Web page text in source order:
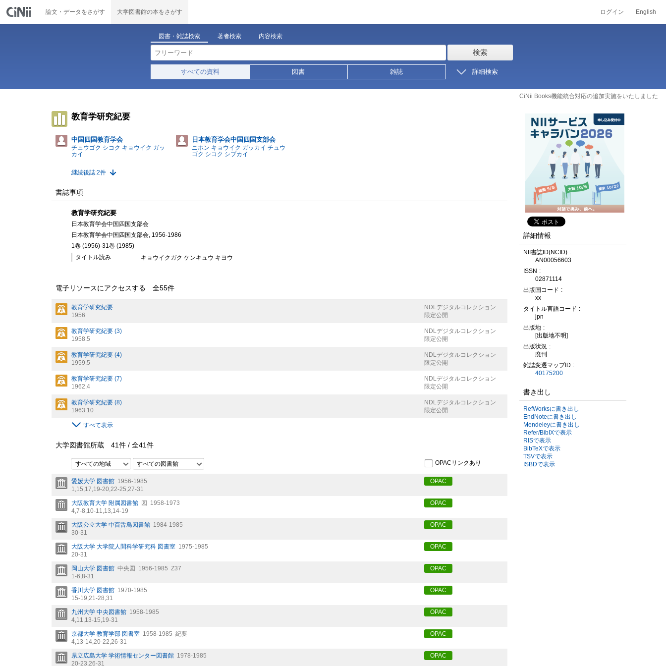
論文・データをさがす 大学図書館の本をさがす ログイン English
図書・雑誌検索 著者検索 内容検索
検索
すべての資料 図書 雑誌 詳細検索
CiNii Books機能統合対応の追加実施をいたしました
教育学研究紀要
中国四国教育学会
チュウゴク シコク キョウイク ガッ
カイ
日本教育学会中国四国支部会
ニホン キョウイク ガッカイ チュウ
ゴク シコク シブカイ
継続後誌:2件
書誌事項
教育学研究紀要
日本教育学会中国四国支部会
日本教育学会中国四国支部会, 1956-1986
1卷 (1956)-31巻 (1985)
タイトル読み
キョウイクガク ケンキュウ キヨウ
電子リソースにアクセスする 全55件
教育学研究紀要
1956
NDLデジタルコレクション
限定公開
教育学研究紀要 (3)
1958.5
NDLデジタルコレクション
限定公開
教育学研究紀要 (4)
1959.5
NDLデジタルコレクション
限定公開
教育学研究紀要 (7)
1962.4
NDLデジタルコレクション
限定公開
教育学研究紀要 (8)
1963.10
NDLデジタルコレクション
限定公開
すべて表示
大学図書館所蔵 41件 / 全41件
すべての地域 すべての図書館 OPACリンクあり
愛媛大学 図書館 1956-1985
1, 15, 17, 19-20, 22-25, 27-31
OPAC
大阪教育大学 附属図書館 図 1958-1973
4, 7-8, 10-11, 13, 14-19
OPAC
大阪公立大学 中百舌鳥図書館 1984-1985
30-31
OPAC
大阪大学 大学院人間科学研究科 図書室 1975-1985
20-31
OPAC
岡山大学 図書館 中央図 1956-1985 Z37
1-6, 8-31
OPAC
香川大学 図書館 1970-1985
15-19, 21-28, 31
OPAC
九州大学 中央図書館 1958-1985
4, 11, 13-15, 19-31
OPAC
京都大学 教育学部 図書室 1958-1985 紀要
4, 13-14, 20-22, 26-31
OPAC
県立広島大学 学術情報センター図書館 1978-1985
20-23, 26-31
OPAC
詳細情報
NII書誌ID(NCID)
AN00056603
ISSN
02871114
出版国コード
xx
タイトル言語コード
jpn
出版地
[出版地不明]
出版状況
廃刊
雑誌変遷マップID
40175200
書き出し
RefWorksに書き出し
EndNoteに書き出し
Mendeleyに書き出し
Refer/BibIXで表示
RISで表示
BibTeXで表示
TSVで表示
ISBDで表示